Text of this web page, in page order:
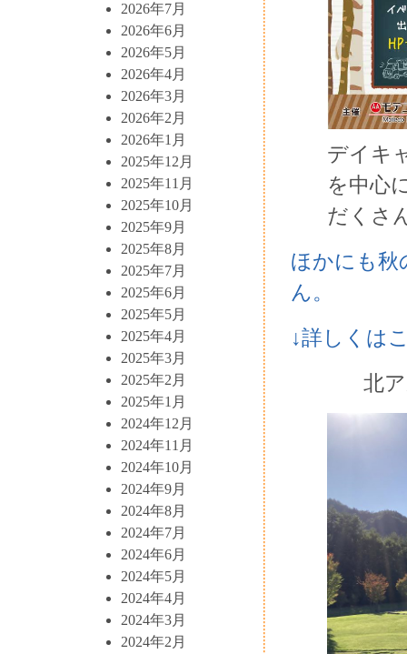
2026年7月
2026年6月
2026年5月
2026年4月
2026年3月
2026年2月
2026年1月
2025年12月
2025年11月
2025年10月
2025年9月
2025年8月
2025年7月
2025年6月
2025年5月
2025年4月
2025年3月
2025年2月
2025年1月
2024年12月
2024年11月
2024年10月
2024年9月
2024年8月
2024年7月
2024年6月
2024年5月
2024年4月
2024年3月
2024年2月
デイキ
を中心
だくさ
ほかにも秋
ん。
↓詳しくは
北